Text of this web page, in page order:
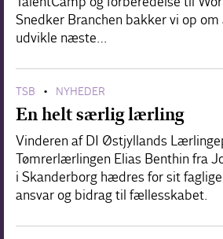
Snedker Branchen bakker vi op
udvikle næste…
TSB • NYHEDER
En helt særlig lærling
Vinderen af DI Østjyllands
Tømrerlærlingen Elias Benthin fra
i Skanderborg hædres for sit
ansvar og bidrag til fællesskabet.